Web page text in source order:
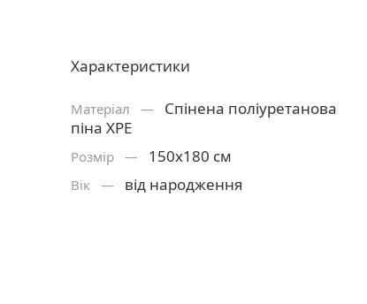
Характеристики
Матерiал — Спінена поліуретанова
піна ХРЕ
Розмiр — 150х180 см
Вік — від народження